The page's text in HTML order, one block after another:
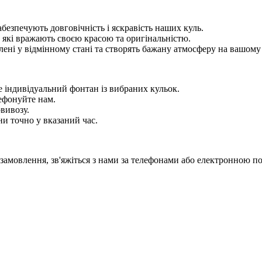
довговічність і яскравість наших куль.
вражають своєю красою та оригінальністю.
у відмінному стані та створять бажану атмосферу на вашому
фонтан із вибраних кульок.
нам.
точно у вказаний час.
зв'яжіться з нами за телефонами або